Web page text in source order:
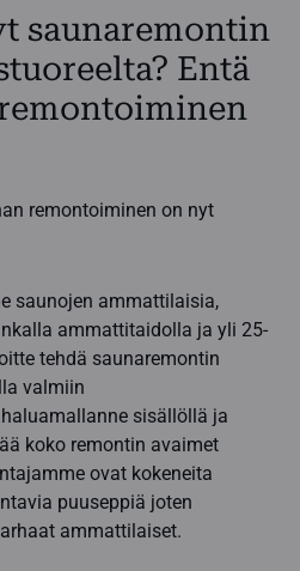
saunaremontin
Entä
remontoiminen on nyt
saunojen ammattilaisia,
ammattitaidolla ja yli 25-
tehdä saunaremontin
valmiin
sisällöllä ja
koko remontin avaimet
ovat kokeneita
puuseppiä joten
ammattilaiset.